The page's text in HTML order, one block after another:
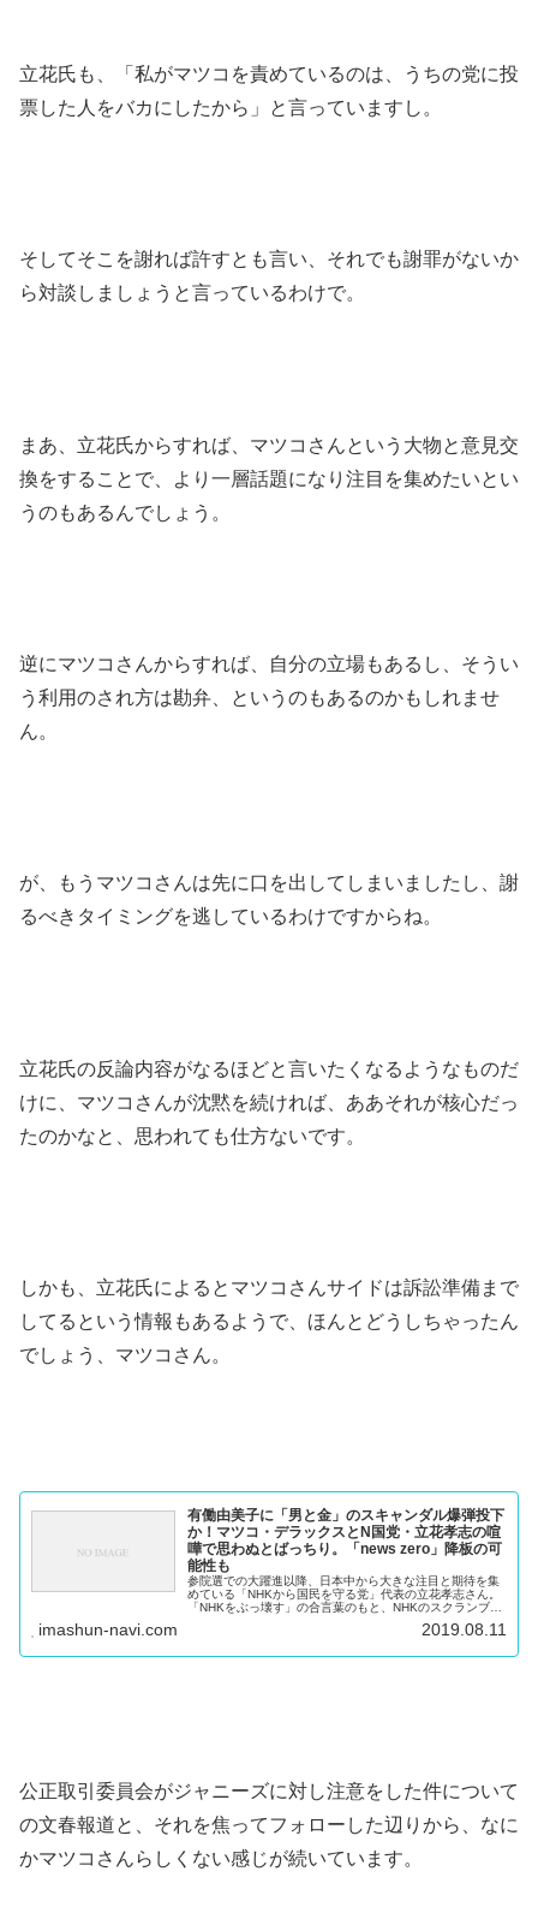
立花氏も、「私がマツコを責めているのは、うちの党に投
票した人をバカにしたから」と言っていますし。
そしてそこを謝れば許すとも言い、それでも謝罪がないか
ら対談しましょうと言っているわけで。
まあ、立花氏からすれば、マツコさんという大物と意見交
換をすることで、より一層話題になり注目を集めたいとい
うのもあるんでしょう。
逆にマツコさんからすれば、自分の立場もあるし、そうい
う利用のされ方は勘弁、というのもあるのかもしれませ
ん。
が、もうマツコさんは先に口を出してしまいましたし、謝
るべきタイミングを逃しているわけですからね。
立花氏の反論内容がなるほどと言いたくなるようなものだ
けに、マツコさんが沈黙を続ければ、ああそれが核心だっ
たのかなと、思われても仕方ないです。
しかも、立花氏によるとマツコさんサイドは訴訟準備まで
してるという情報もあるようで、ほんとどうしちゃったん
でしょう、マツコさん。
有働由美子に「男と金」のスキャンダル爆弾投下
か！マツコ・デラックスとN国党・立花孝志の喧
嘩で思わぬとばっちり。「news zero」降板の可
能性も
参院選での大躍進以降、日本中から大きな注目と期待を集
めている「NHKから国民を守る党」代表の立花孝志さん。
「NHKをぶっ壊す」の合言葉のもと、NHKのスクランブル
imashun-navi.com 2019.08.11
公正取引委員会がジャニーズに対し注意をした件について
の文春報道と、それを焦ってフォローした辺りから、なに
かマツコさんらしくない感じが続いています。